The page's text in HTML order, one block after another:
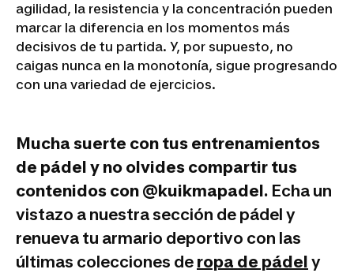
agilidad, la resistencia y la concentración pueden
marcar la diferencia en los momentos más
decisivos de tu partida. Y, por supuesto, no
caigas nunca en la monotonía, sigue progresando
con una variedad de ejercicios.
Mucha suerte con tus entrenamientos
de pádel y no olvides compartir tus
contenidos con @kuikmapadel. Echa un
vistazo a nuestra sección de pádel y
renueva tu armario deportivo con las
últimas colecciones de ropa de pádel y